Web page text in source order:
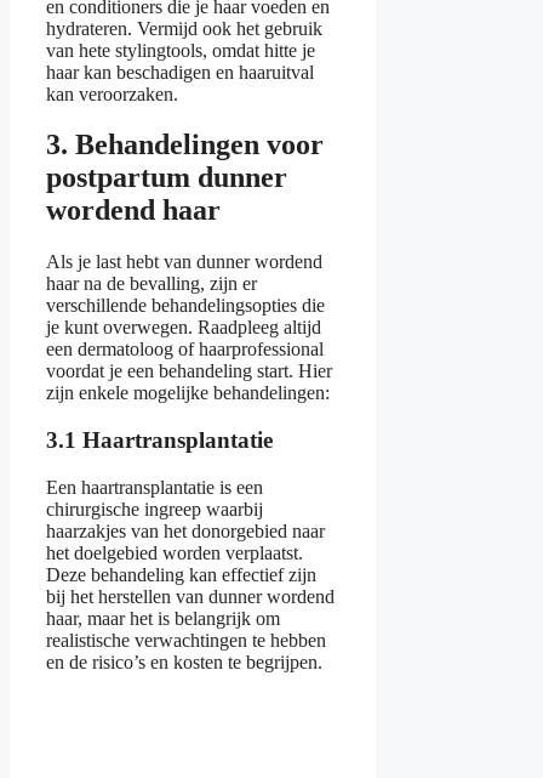
en conditioners die je haar voeden en
hydrateren. Vermijd ook het gebruik
van hete stylingtools, omdat hitte je
haar kan beschadigen en haaruitval
kan veroorzaken.
3. Behandelingen voor
postpartum dunner
wordend haar
Als je last hebt van dunner wordend
haar na de bevalling, zijn er
verschillende behandelingsopties die
je kunt overwegen. Raadpleeg altijd
een dermatoloog of haarprofessional
voordat je een behandeling start. Hier
zijn enkele mogelijke behandelingen:
3.1 Haartransplantatie
Een haartransplantatie is een
chirurgische ingreep waarbij
haarzakjes van het donorgebied naar
het doelgebied worden verplaatst.
Deze behandeling kan effectief zijn
bij het herstellen van dunner wordend
haar, maar het is belangrijk om
realistische verwachtingen te hebben
en de risico’s en kosten te begrijpen.